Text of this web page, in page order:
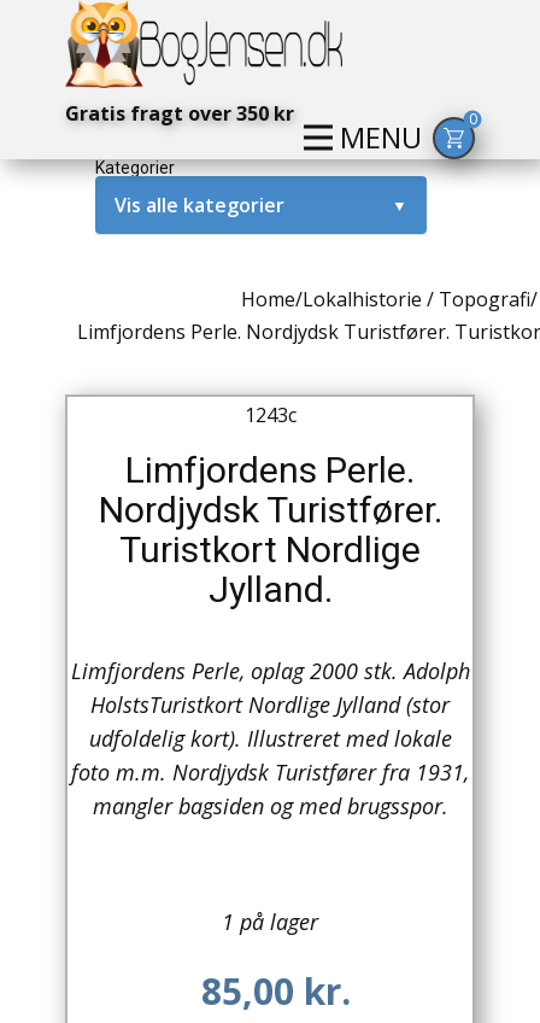
MENU
Gratis fragt over 350 kr 0
Kategorier
Vis alle kategorier ▼
Antikke / Specielle Bøger
Antikviteter
Arkæologi
Australien
Biografier / Erindringer
Børn / Unge
Home/Lokalhistorie / Topografi/
Limfjordens Perle. Nordjydsk Turistfører.
1243c
Limfjordens Perle.
Nordjydsk Turistfører.
Turistkort Nordlige
Jylland.
Limfjordens Perle, oplag 2000 stk. Adolph
HolstsTuristkort Nordlige Jylland (stor
udfoldelig kort). Illustreret med lokale
foto m.m. Nordjydsk Turistfører fra 1931,
mangler bagsiden og med brugsspor.
1 på lager
85,00 kr.